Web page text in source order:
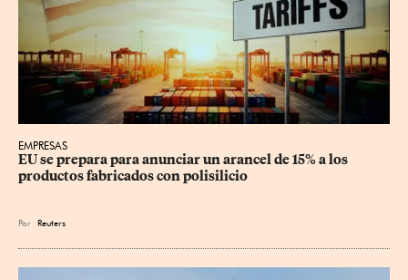
EMPRESAS
EU se prepara para anunciar un arancel de 15% a los
productos fabricados con polisilicio
Por Reuters